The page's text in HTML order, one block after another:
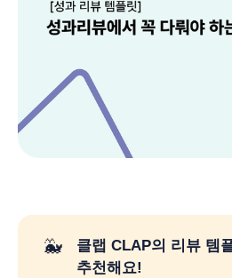
🐳
클랩 CLAP의 리뷰 템
추천해요!